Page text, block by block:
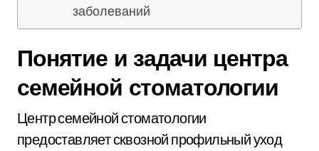
заболеваний
Понятие и задачи центра
семейной стоматологии
Центр семейной стоматологии
предоставляет сквозной профильный уход